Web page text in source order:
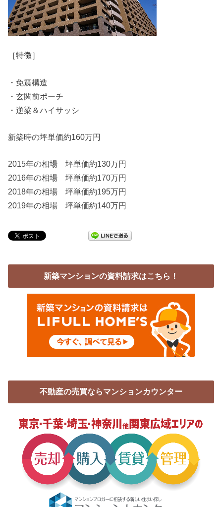
［特徴］
・免震構造
・玄関前ポーチ
・逆梁＆ハイサッシ
新築時の坪単価約160万円
2015年の相場 坪単価約130万円
2016年の相場 坪単価約170万円
2018年の相場 坪単価約195万円
2019年の相場 坪単価約140万円
新築マンションの資料請求はこちら！
不動産の売買ならマンションカウンター